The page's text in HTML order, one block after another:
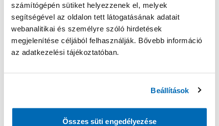
számítógépén sütiket helyezzenek el, melyek
segítségével az oldalon tett látogatásának adatait
webanalitikai és személyre szóló hirdetések
megjelenítése céljából felhasználják. Bővebb információ
az adatkezelési tájékoztatóban.
Beállítások
Összes süti engedélyezése